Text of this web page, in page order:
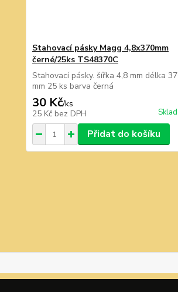
Stahovací pásky Magg 4,8x370mm
černé/25ks TS48370C
Stahovací pásky. šířka 4,8 mm délka
mm 25 ks barva černá
30 Kč/ks
25 Kč bez DPH
Přidat do košíku